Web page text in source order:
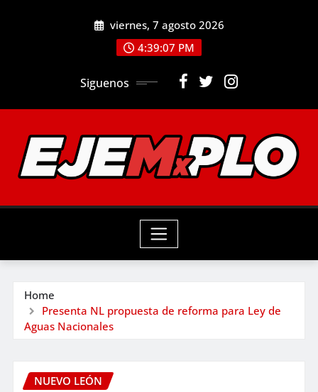
viernes, 7 agosto 2026
4:39:08 PM
Siguenos
Home
Presenta NL propuesta de reforma para Ley de
Aguas Nacionales
NUEVO LEÓN